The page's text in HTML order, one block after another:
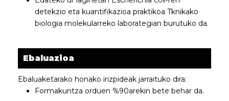
detekzio eta kuantifikazioa praktikoa Tknikako
biologia molekularreko laborategian burutuko da.
Ebaluazioa
Ebaluaketarako honako irizpideak jarraituko dira:
Formakuntza orduen %90arekin bete behar da.